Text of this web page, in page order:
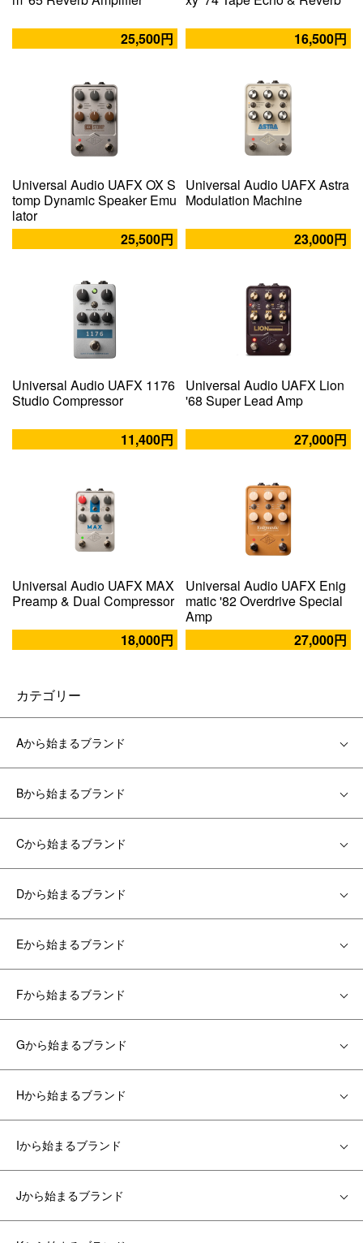
25,500円 16,500円
Universal Audio UAFX OX S
tomp Dynamic Speaker Emu
lator
25,500円
Universal Audio UAFX Astra
Modulation Machine
23,000円
Universal Audio UAFX 1176
Studio Compressor
11,400円
Universal Audio UAFX Lion
'68 Super Lead Amp
27,000円
Universal Audio UAFX MAX
Preamp & Dual Compressor
18,000円
Universal Audio UAFX Enig
matic '82 Overdrive Special
Amp
27,000円
カテゴリー
Aから始まるブランド
Bから始まるブランド
Cから始まるブランド
Dから始まるブランド
Eから始まるブランド
Fから始まるブランド
Gから始まるブランド
Hから始まるブランド
Iから始まるブランド
Jから始まるブランド